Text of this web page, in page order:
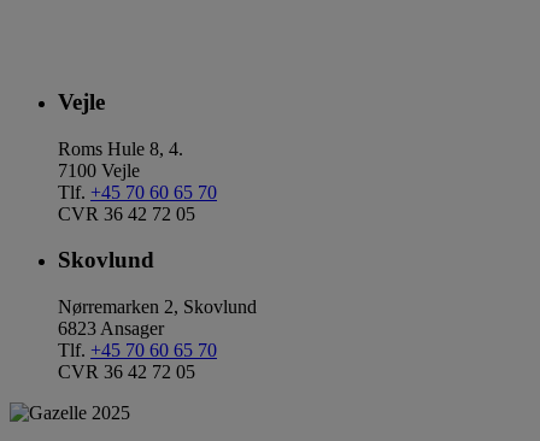
Vejle
Roms Hule 8, 4.
7100 Vejle
Tlf. +45 70 60 65 70
CVR 36 42 72 05
Skovlund
Nørremarken 2, Skovlund
6823 Ansager
Tlf. +45 70 60 65 70
CVR 36 42 72 05